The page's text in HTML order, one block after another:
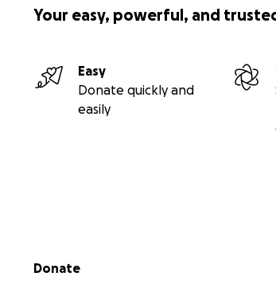
Your easy, powerful, and
Easy
Donate quickly and
easily
Secondary menu
Donate